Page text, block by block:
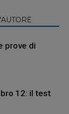
prove di
12: il test